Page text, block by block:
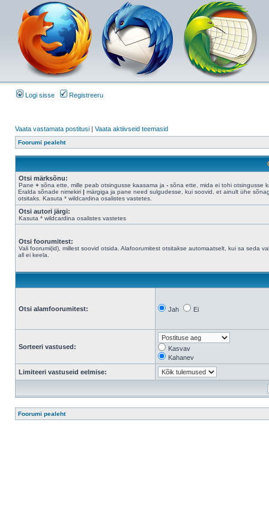
Logi sisse Registreeru
Vaata vastamata postitusi | Vaata aktiivseid teemasid
Foorumi pealeht
Otsi märksõnu:
Pane + sõna ette, mille peab otsingusse kaasama ja - sõna ette, mida ei tohi otsingusse
Eralda sõnade nimekiri | märgiga ja pane need sulgudesse, kui soovid, et ainult ühe
otsitaks. Kasuta * wildcardina osalistes vastetes.
Otsi autori järgi:
Kasuta * wildcardina osalistes vastetes
Otsi foorumitest:
Vali foorumi(id), millest soovid otsida. Alafoorumitest otsitakse automaatselt, kui sa seda
all ei keela.
Otsi alamfoorumitest: Jah Ei
Sorteeri vastused:
Kasvav
Kahanev
Limiteeri vastuseid eelmise:
Foorumi pealeht